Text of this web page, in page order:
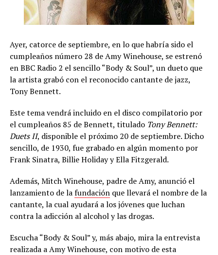
Ayer, catorce de septiembre, en lo que habría sido el
cumpleaños número 28 de Amy Winehouse, se estrenó
en BBC Radio 2 el sencillo “Body & Soul”, un dueto que
la artista grabó con el reconocido cantante de jazz,
Tony Bennett.
Este tema vendrá incluido en el disco compilatorio por
el cumpleaños 85 de Bennett, titulado Tony Bennett:
Duets II, disponible el próximo 20 de septiembre. Dicho
sencillo, de 1930, fue grabado en algún momento por
Frank Sinatra, Billie Holiday y Ella Fitzgerald.
Además, Mitch Winehouse, padre de Amy, anunció el
lanzamiento de lafundación que llevará el nombre de la
cantante, la cual ayudará a los jóvenes que luchan
contra la adicción al alcohol y las drogas.
Escucha “Body & Soul” y, más abajo, mira la entrevista
realizada a Amy Winehouse, con motivo de esta